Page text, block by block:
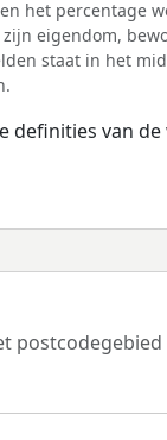
het percentage
eigendom,
staat in het
definities van